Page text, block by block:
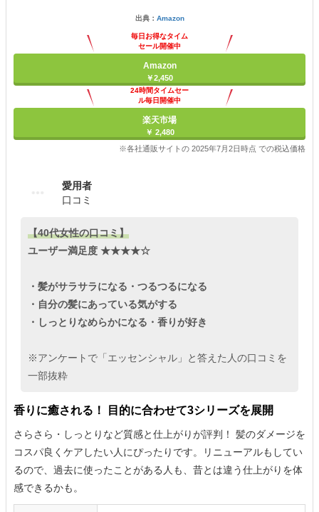
出典： Amazon
毎日お得なタイム
セール開催中
Amazon
￥2,450
24時間タイムセー
ル毎日開催中
楽天市場
￥ 2,480
※各社通販サイトの 2025年7月2日時点 での税込価格
愛用者
口コミ
【40代女性の口コミ】
ユーザー満足度 ★★★★☆
・髪がサラサラになる・つるつるになる
・自分の髪にあっている気がする
・しっとりなめらかになる・香りが好き
※アンケートで「エッセンシャル」と答えた人の口コミを
一部抜粋
香りに癒される！ 目的に合わせて3シリーズを展開
さらさら・しっとりなど質感と仕上がりが評判！ 髪のダメージを
コスパ良くケアしたい人にぴったりです。リニューアルもしてい
るので、過去に使ったことがある人も、昔とは違う仕上がりを体
感できるかも。